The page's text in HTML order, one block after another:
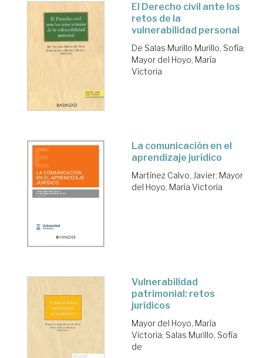
El Derecho civil ante los
retos de la
vulnerabilidad personal
De Salas Murillo Murillo, Sofía;
Mayor del Hoyo, María
Victoria
La comunicación en el
aprendizaje jurídico
Martínez Calvo, Javier; Mayor
del Hoyo, María Victoria
Vulnerabilidad
patrimonial: retos
jurídicos
Mayor del Hoyo, María
Victoria; Salas Murillo, Sofía
de